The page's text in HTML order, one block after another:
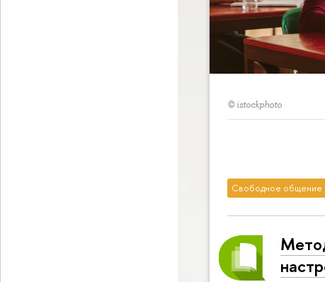
© istockphoto
Свободное общение